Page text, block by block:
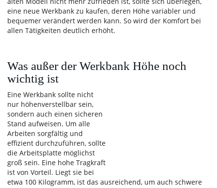
eine neue Werkbank zu kaufen, deren Höhe variabler und
bequemer verändert werden kann. So wird der Komfort bei
allen Tätigkeiten deutlich erhöht.
Was außer der Werkbank Höhe noch
wichtig ist
Eine Werkbank sollte nicht
nur höhenverstellbar sein,
sondern auch einen sicheren
Stand aufweisen. Um alle
Arbeiten sorgfältig und
effizient durchzuführen, sollte
die Arbeitsplatte möglichst
groß sein. Eine hohe Tragkraft
ist von Vorteil. Liegt sie bei
etwa 100 Kilogramm, ist das ausreichend, um auch schwere